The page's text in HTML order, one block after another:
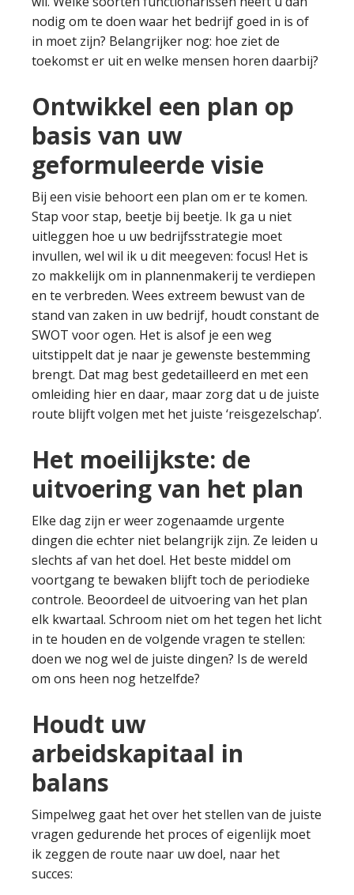
nodig om te doen waar het bedrijf goed in is of
in moet zijn? Belangrijker nog: hoe ziet de
toekomst er uit en welke mensen horen daarbij?
Ontwikkel een plan op
basis van uw
geformuleerde visie
Bij een visie behoort een plan om er te komen.
Stap voor stap, beetje bij beetje. Ik ga u niet
uitleggen hoe u uw bedrijfsstrategie moet
invullen, wel wil ik u dit meegeven: focus! Het is
zo makkelijk om in plannenmakerij te verdiepen
en te verbreden. Wees extreem bewust van de
stand van zaken in uw bedrijf, houdt constant de
SWOT voor ogen. Het is alsof je een weg
uitstippelt dat je naar je gewenste bestemming
brengt. Dat mag best gedetailleerd en met een
omleiding hier en daar, maar zorg dat u de juiste
route blijft volgen met het juiste ‘reisgezelschap’.
Het moeilijkste: de
uitvoering van het plan
Elke dag zijn er weer zogenaamde urgente
dingen die echter niet belangrijk zijn. Ze leiden u
slechts af van het doel. Het beste middel om
voortgang te bewaken blijft toch de periodieke
controle. Beoordeel de uitvoering van het plan
elk kwartaal. Schroom niet om het tegen het licht
in te houden en de volgende vragen te stellen:
doen we nog wel de juiste dingen? Is de wereld
om ons heen nog hetzelfde?
Houdt uw
arbeidskapitaal in
balans
Simpelweg gaat het over het stellen van de juiste
vragen gedurende het proces of eigenlijk moet
ik zeggen de route naar uw doel, naar het
succes: